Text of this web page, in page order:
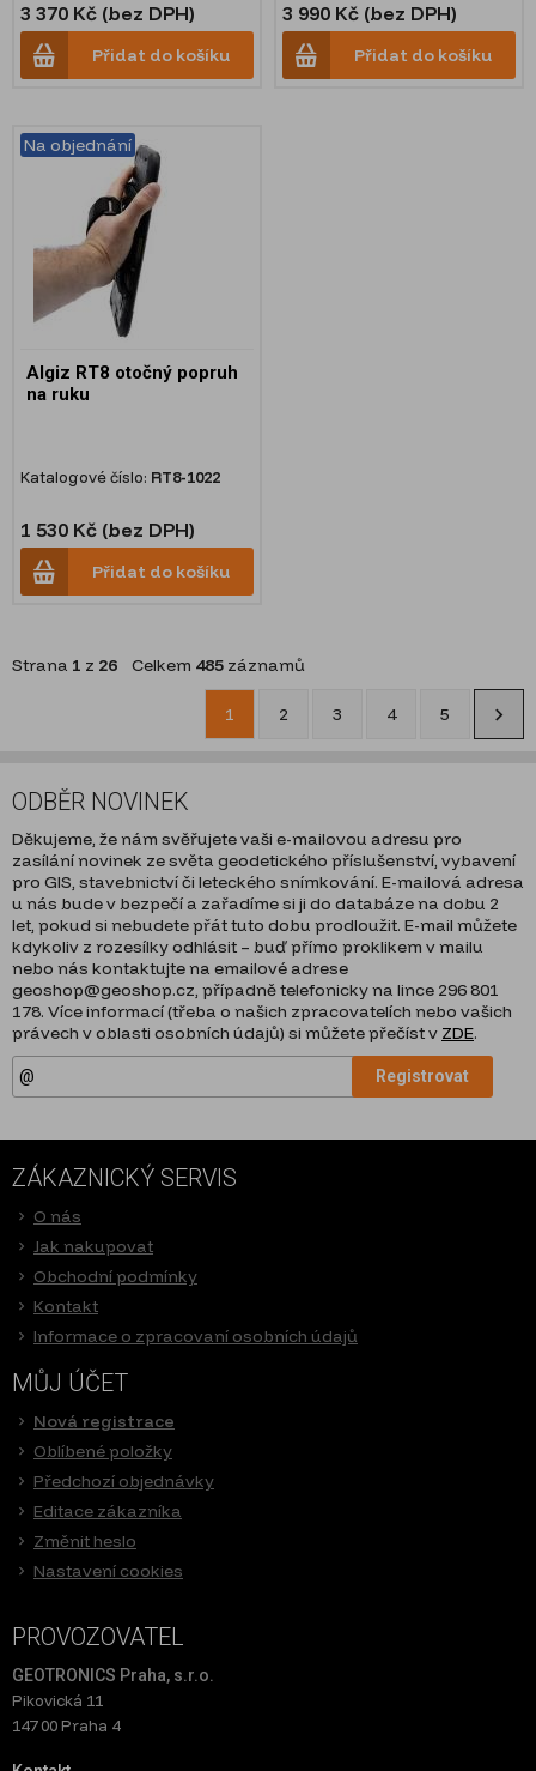
3 370 Kč (bez DPH)
Přidat do košíku
3 990 Kč (bez DPH)
Přidat do košíku
Na objednání
Algiz RT8 otočný popruh
na ruku
Katalogové číslo: RT8-1022
1 530 Kč (bez DPH)
Přidat do košíku
Strana 1 z 26 Celkem 485 záznamů
1 2 3 4 5
ODBĚR NOVINEK
Děkujeme, že nám svěřujete vaši e-mailovou adresu pro
zasílání novinek ze světa geodetického příslušenství, vybavení
pro GIS, stavebnictví či leteckého snímkování. E-mailová adresa
u nás bude v bezpečí a zařadíme si ji do databáze na dobu 2
let, pokud si nebudete přát tuto dobu prodloužit. E-mail můžete
kdykoliv z rozesílky odhlásit – buď přímo proklikem v mailu
nebo nás kontaktujte na emailové adrese
geoshop@geoshop.cz, případně telefonicky na lince 296 801
178. Více informací (třeba o našich zpracovatelích nebo vašich
právech v oblasti osobních údajů) si můžete přečíst v ZDE.
Registrovat
ZÁKAZNICKÝ SERVIS
O nás
Jak nakupovat
Obchodní podmínky
Kontakt
Informace o zpracovaní osobních údajů
MŮJ ÚČET
Nová registrace
Oblíbené položky
Předchozí objednávky
Editace zákazníka
Změnit heslo
Nastavení cookies
PROVOZOVATEL
GEOTRONICS Praha, s.r.o.
Pikovická 11
147 00 Praha 4